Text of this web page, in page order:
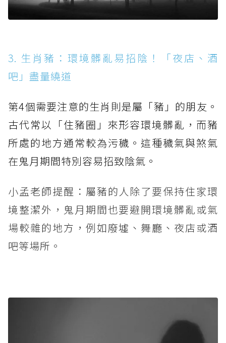
3. 生肖豬：環境髒亂易招陰！「夜店、酒
吧」盡量繞道
第4個需要注意的生肖則是屬「豬」的朋友。
古代常以「住豬圈」來形容環境髒亂，而豬
所處的地方通常較為污穢。這種穢氣與煞氣
在鬼月期間特別容易招致陰氣。
小孟老師提醒：屬豬的人除了要保持住家環
境整潔外，鬼月期間也要避開環境髒亂或氣
場較雜的地方，例如廢墟、舞廳、夜店或酒
吧等場所。